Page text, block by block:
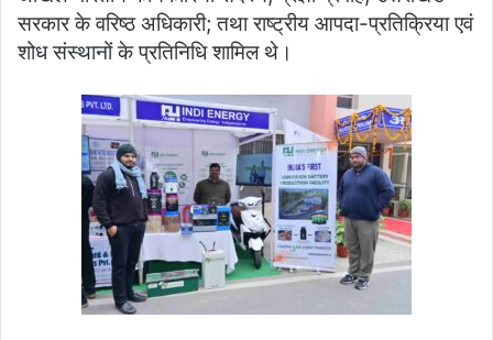
सरकार के वरिष्ठ अधिकारी; तथा राष्ट्रीय आपदा-प्रतिक्रिया एवं
शोध संस्थानों के प्रतिनिधि शामिल थे।